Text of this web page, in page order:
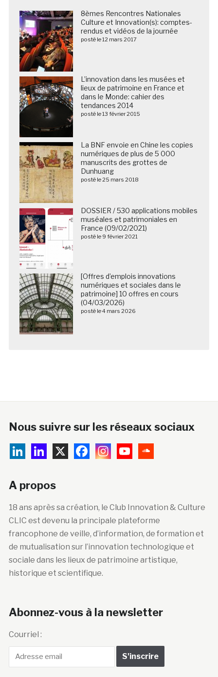
8èmes Rencontres Nationales
Culture et Innovation(s): comptes-
rendus et vidéos de la journée
posté le 12 mars 2017
L’innovation dans les musées et
lieux de patrimoine en France et
dans le Monde: cahier des
tendances 2014
posté le 13 février 2015
La BNF envoie en Chine les copies
numériques de plus de 5 000
manuscrits des grottes de
Dunhuang
posté le 25 mars 2018
DOSSIER / 530 applications mobiles
muséales et patrimoniales en
France (09/02/2021)
posté le 9 février 2021
[Offres d’emplois innovations
numériques et sociales dans le
patrimoine] 10 offres en cours
(04/03/2026)
posté le 4 mars 2026
Nous suivre sur les réseaux sociaux
A propos
18 ans après sa création, le Club Innovation & Culture
CLIC est devenu la principale plateforme
francophone de veille, d’information, de formation et
de mutualisation sur l’innovation technologique et
sociale dans les lieux de patrimoine artistique,
historique et scientifique.
Abonnez-vous à la newsletter
Courriel :